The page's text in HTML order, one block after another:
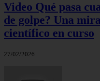
Video Qué pasa
de golpe? Una
científico en curso
27/02/2026